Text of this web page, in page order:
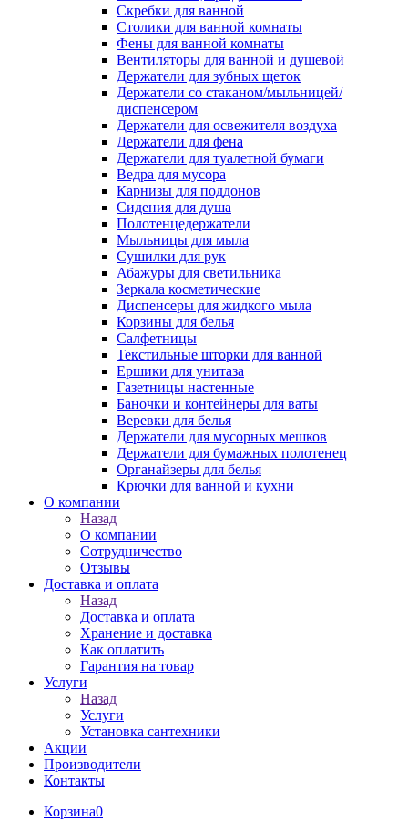
Скребки для ванной
Столики для ванной комнаты
Фены для ванной комнаты
Вентиляторы для ванной и душевой
Держатели для зубных щеток
Держатели со стаканом/мыльницей/
диспенсером
Держатели для освежителя воздуха
Держатели для фена
Держатели для туалетной бумаги
Ведра для мусора
Карнизы для поддонов
Сидения для душа
Полотенцедержатели
Мыльницы для мыла
Сушилки для рук
Абажуры для светильника
Зеркала косметические
Диспенсеры для жидкого мыла
Корзины для белья
Салфетницы
Текстильные шторки для ванной
Ершики для унитаза
Газетницы настенные
Баночки и контейнеры для ваты
Веревки для белья
Держатели для мусорных мешков
Держатели для бумажных полотенец
Органайзеры для белья
Крючки для ванной и кухни
О компании
Назад
О компании
Сотрудничество
Отзывы
Доставка и оплата
Назад
Доставка и оплата
Хранение и доставка
Как оплатить
Гарантия на товар
Услуги
Назад
Услуги
Установка сантехники
Акции
Производители
Контакты
Корзина0